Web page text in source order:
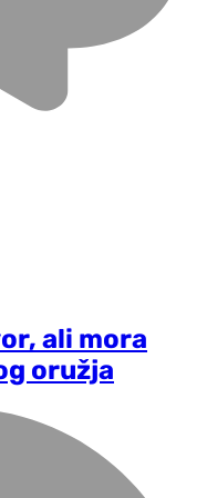
ali mora
oružja